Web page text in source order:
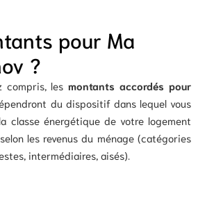
pour Ma
?
compris, lesmontants accordés pour
du dispositif dans lequel vous
classe énergétique de votre logement
les revenus du ménage (catégories
intermédiaires, aisés).